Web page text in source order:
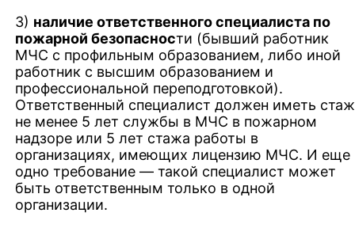
3) наличие ответственного специалиста по
пожарной безопасности (бывший работник
МЧС с профильным образованием, либо иной
работник с высшим образованием и
профессиональной переподготовкой).
Ответственный специалист должен иметь стаж
не менее 5 лет службы в МЧС в пожарном
надзоре или 5 лет стажа работы в
организациях, имеющих лицензию МЧС. И еще
одно требование — такой специалист может
быть ответственным только в одной
организации.